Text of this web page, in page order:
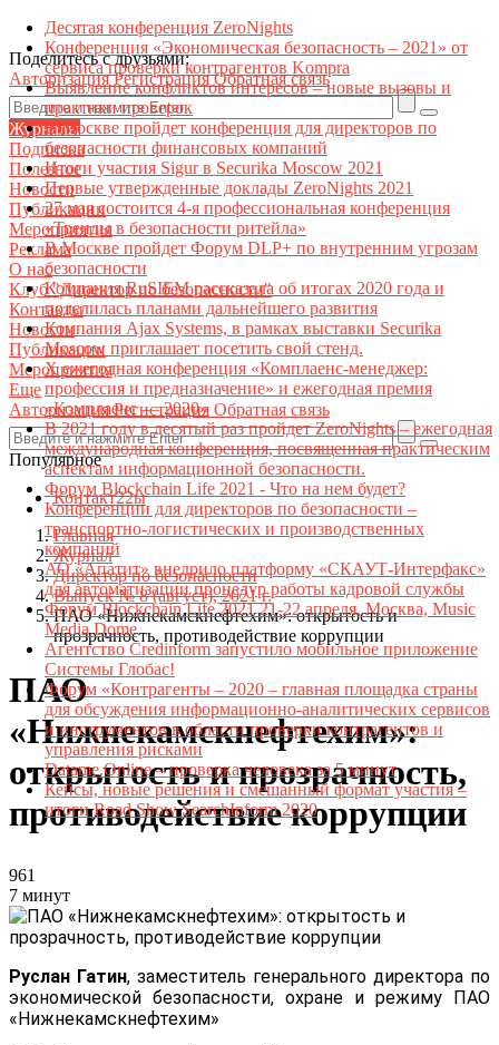
Поделитесь с друзьями:
АвторизацияРегистрацияОбратная связь
Журналы
Подписка
Полезное
Новости
Публикации
Мероприятия
Реклама
О нас
Клуб "Директор по безопасности"
Контакты
Новости
Публикации
Мероприятия
Еще
АвторизацияРегистрация Обратная связь
Популярное
Десятая конференция ZeroNights
Конференция «Экономическая безопасность – 2021» от
сервиса проверки контрагентов Kompra
Выявление конфликтов интересов – новые вызовы и
практики проверок
В Москве пройдет конференция для директоров по
безопасности финансовых компаний
Итоги участия Sigur в Securika Moscow 2021
Первые утвержденные доклады ZeroNights 2021
27 мая состоится 4-я профессиональная конференция
«Тренды в безопасности ритейла»
В Москве пройдет Форум DLP+ по внутренним угрозам
безопасности
Компания RuSIEM рассказала об итогах 2020 года и
поделилась планами дальнейшего развития
Компания Ajax Systems, в рамках выставки Securika
Moscow приглашает посетить свой стенд.
X ежегодная конференция «Комплаенс-менеджер:
профессия и предназначение» и ежегодная премия
«Комплаенс — 2020»
В 2021 году в десятый раз пройдет ZeroNights – ежегодная
международная конференция, посвященная практическим
аспектам информационной безопасности.
Форум Blockchain Life 2021 - Что на нем будет?
Конференции для директоров по безопасности –
транспортно-логистических и производственных
компаний
АО «Апатит» внедрило платформу «СКАУТ-Интерфакс»
для автоматизации процедур работы кадровой службы
Форум Blockchain Life 2021 21-22 апреля, Москва, Music
Media Dome
Агентство Credinform запустило мобильное приложение
Системы Глобас!
Форум «Контрагенты – 2020 – главная площадка страны
для обсуждения информационно-аналитических сервисов
и инструментов в области проверки контрагентов и
управления рисками
Datame.Online – проверка человека за 5 минут
Кейсы, новые решения и смешанный формат участия –
итоги Road Show SearchInform 2020
Контакт22ы
Главная
Журнал
Директор по безопасности
Выпуск № 8 (август), 2021 г.
ПАО «Нижнекамскнефтехим»: открытость и
прозрачность, противодействие коррупции
ПАО
«Нижнекамскнефтехим»:
открытость и прозрачность,
противодействие коррупции
961
7 минут
Руслан Гатин, заместитель генерального директора по
экономической безопасности, охране и режиму ПАО
«Нижнекамскнефтехим»